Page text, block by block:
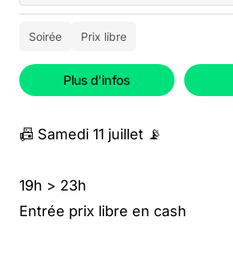
Soirée Prix libre
Plus d'infos
📠 Samedi 11 juillet 📡
19h > 23h
Entrée prix libre en cash